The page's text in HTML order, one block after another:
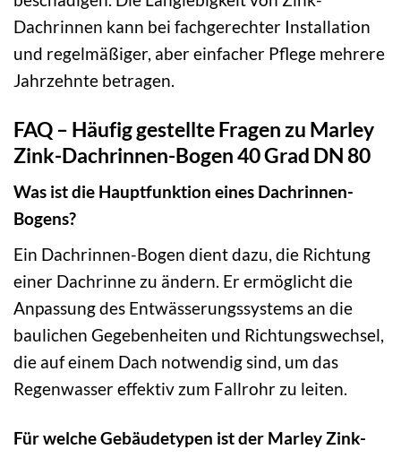
Dachrinnen kann bei fachgerechter Installation
und regelmäßiger, aber einfacher Pflege mehrere
Jahrzehnte betragen.
FAQ – Häufig gestellte Fragen zu Marley
Zink-Dachrinnen-Bogen 40 Grad DN 80
Was ist die Hauptfunktion eines Dachrinnen-
Bogens?
Ein Dachrinnen-Bogen dient dazu, die Richtung
einer Dachrinne zu ändern. Er ermöglicht die
Anpassung des Entwässerungssystems an die
baulichen Gegebenheiten und Richtungswechsel,
die auf einem Dach notwendig sind, um das
Regenwasser effektiv zum Fallrohr zu leiten.
Für welche Gebäudetypen ist der Marley Zink-